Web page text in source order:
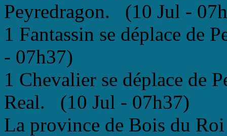
Peyredragon. (10 Jul -
1 Fantassin se déplace de
- 07h37)
1 Chevalier se déplace de
Real. (10 Jul - 07h37)
La province de Bois du